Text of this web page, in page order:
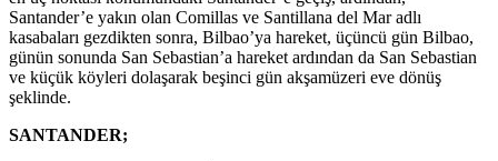
Santander’e yakın olan Comillas ve Santillana del Mar adlı
kasabaları gezdikten sonra, Bilbao’ya hareket, üçüncü gün Bilbao,
günün sonunda San Sebastian’a hareket ardından da San Sebastian
ve küçük köyleri dolaşarak beşinci gün akşamüzeri eve dönüş
şeklinde.
SANTANDER;